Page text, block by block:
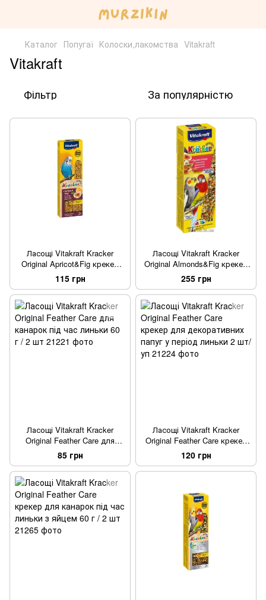
Каталог Попугаї Колоски,лакомства Vitakraft
Vitakraft
Фільтр За популярністю
Ласощі Vitakraft Kracker
Original Apricot&Fig крекер
для декоративних папуг з
фруктами 2 шт/уп
115 грн
Ласощі Vitakraft Kracker
Original Almonds&Fig крекер
для великих австралійських
папуг фруктовий 2 шт/уп
255 грн
Ласощі Vitakraft Kracker
Original Feather Care для
канарок під час линьки 60 г /
2 шт
85 грн
Ласощі Vitakraft Kracker
Original Feather Care крекер
для декоративних папуг у
період линьки 2 шт/уп
120 грн